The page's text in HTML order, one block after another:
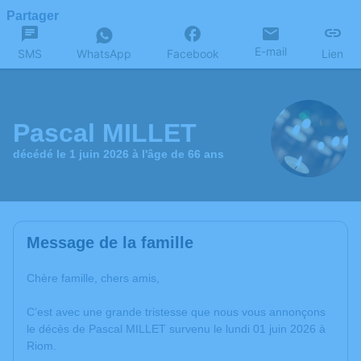
Partager
SMS WhatsApp Facebook E-mail Lien
Pascal MILLET
décédé le 1 juin 2026 à l'âge de 66 ans
Message de la famille
Chère famille, chers amis,
C’est avec une grande tristesse que nous vous annonçons
le décès de Pascal MILLET survenu le lundi 01 juin 2026 à
Riom.